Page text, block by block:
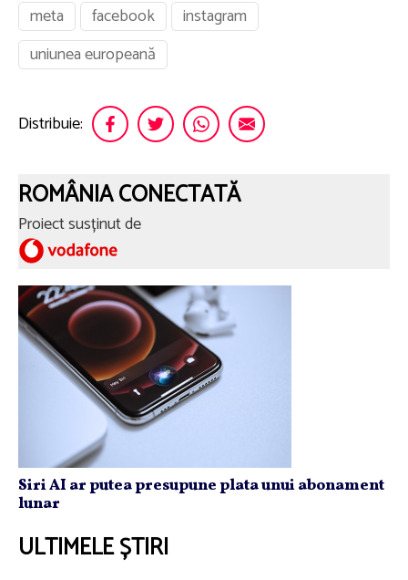
meta
facebook
instagram
uniunea europeană
Distribuie:
ROMÂNIA CONECTATĂ
Proiect susținut de
Siri AI ar putea presupune plata unui abonament
lunar
ULTIMELE ȘTIRI